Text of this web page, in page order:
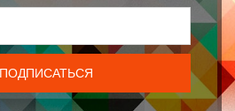
ПОДПИСАТЬСЯ